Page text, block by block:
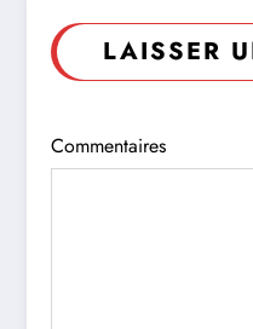
LAISSER
Commentaires